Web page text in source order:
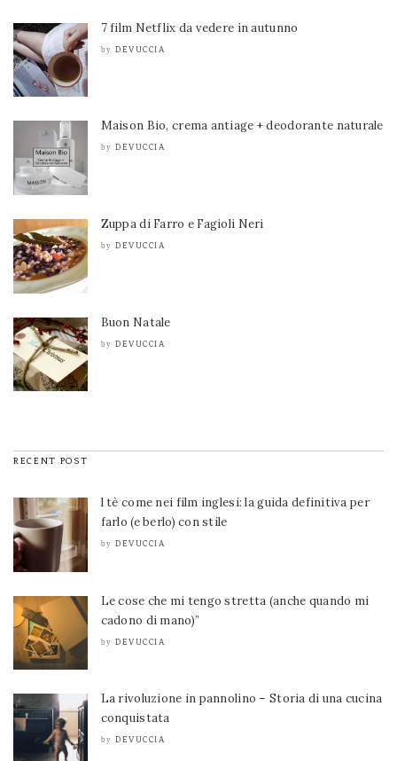
7 film Netflix da vedere in autunno
by DEVUCCIA
Maison Bio, crema antiage + deodorante naturale
by DEVUCCIA
Zuppa di Farro e Fagioli Neri
by DEVUCCIA
Buon Natale
by DEVUCCIA
RECENT POST
l tè come nei film inglesi: la guida definitiva per
farlo (e berlo) con stile
by DEVUCCIA
Le cose che mi tengo stretta (anche quando mi
cadono di mano)”
by DEVUCCIA
La rivoluzione in pannolino – Storia di una cucina
conquistata
by DEVUCCIA